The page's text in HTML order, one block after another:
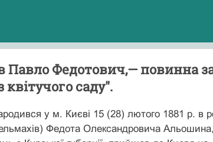
Федотович,— повинна
квітучого саду".
у м. Києві 15 (28) лютого 1881 р. в
Федота Олександровича